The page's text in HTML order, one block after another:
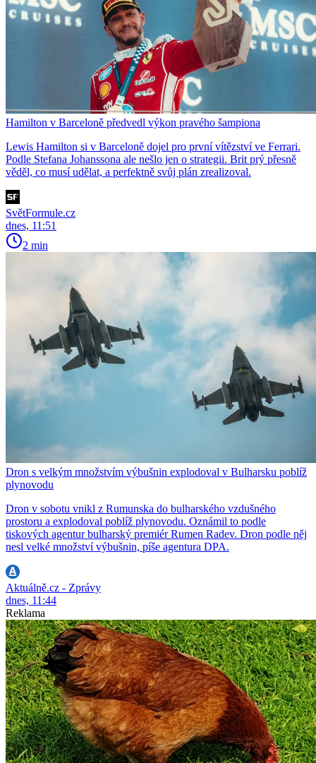
Hamilton v Barceloně předvedl výkon pravého šampiona
Lewis Hamilton si v Barceloně dojel pro první vítězství ve Ferrari.
Podle Stefana Johanssona ale nešlo jen o strategii. Brit prý přesně
věděl, co musí udělat, a perfektně svůj plán zrealizoval.
SvětFormule.cz
dnes, 11:51
2 min
Dron s velkým množstvím výbušnin explodoval v Bulharsku poblíž
plynovodu
Dron v sobotu vnikl z Rumunska do bulharského vzdušného
prostoru a explodoval poblíž plynovodu. Oznámil to podle
tiskových agentur bulharský premiér Rumen Radev. Dron podle něj
nesl velké množství výbušnin, píše agentura DPA.
Aktuálně.cz - Zprávy
dnes, 11:44
Reklama